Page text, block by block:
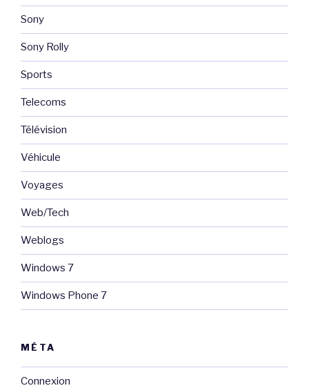
Sony
Sony Rolly
Sports
Telecoms
Télévision
Véhicule
Voyages
Web/Tech
Weblogs
Windows 7
Windows Phone 7
MÉTA
Connexion